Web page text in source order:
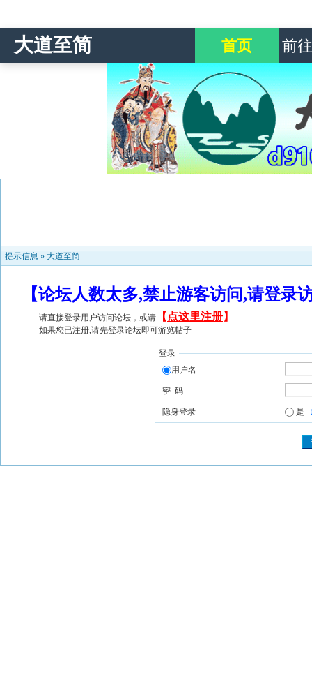
大道至简 首页 前
提示信息 » 大道至简
【论坛人数太多,禁止游客访问,请登
请直接登录用户访问论坛，或请 【 点这里注册】
如果您已注册,请先登录论坛即可游览帖子
登录
用户名
密 码
隐身登录 是